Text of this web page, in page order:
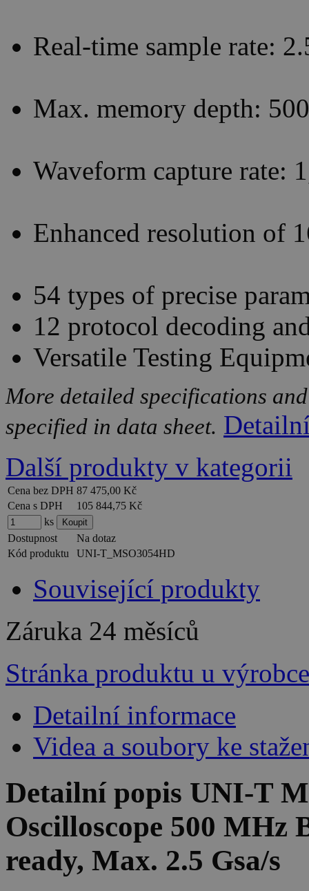
Real-time sample rate:
Max. memory depth:
Waveform capture rate:
Enhanced resolution of
54 types of precise
12 protocol decoding
Versatile Testing
More detailed specifications
specified in data sheet.
Další produkty v kategorii
Cena bez DPH 87 475,00 Kč
Cena s DPH
105 844,75 Kč
ks
Dostupnost
Na dotaz
Kód produktu
UNI-T_MSO3054HD
Související produkty
Záruka 24 měsíců
Stránka produktu u výrobce
Detailní informace
Videa a soubory ke
Detailní popis UNI-T
Oscilloscope 500 MHz
ready, Max. 2.5 Gsa/s